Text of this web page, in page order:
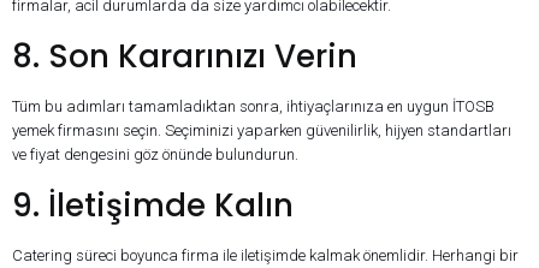
firmalar, acil durumlarda da size yardımcı olabilecektir.
8. Son Kararınızı Verin
Tüm bu adımları tamamladıktan sonra, ihtiyaçlarınıza en uygun İTOSB
yemek firmasını seçin. Seçiminizi yaparken güvenilirlik, hijyen standartları
ve fiyat dengesini göz önünde bulundurun.
9. İletişimde Kalın
Catering süreci boyunca firma ile iletişimde kalmak önemlidir. Herhangi bir